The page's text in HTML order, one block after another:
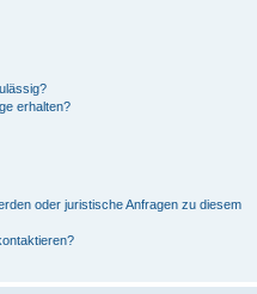
erhalten?
oder juristische Anfragen zu diesem